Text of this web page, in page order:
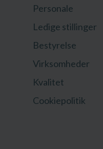
Personale
Ledige stillinger
Bestyrelse
Virksomheder
Kvalitet
Cookiepolitik